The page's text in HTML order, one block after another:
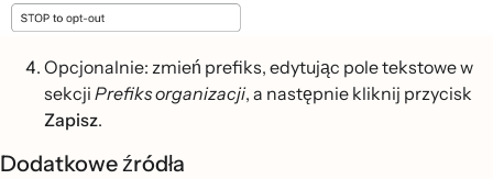
Opcjonalnie: zmień prefiks, edytując pole tekstowe w
sekcji Prefiks organizacji, a następnie kliknij przycisk
Zapisz.
Dodatkowe źródła